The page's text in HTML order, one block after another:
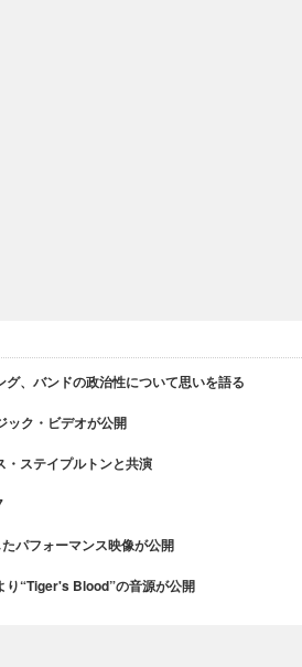
、バンドの政治性について思いを語る
ック・ビデオが公開
・ステイプルトンと共演
パフォーマンス映像が公開
り“Tiger's Blood”の音源が公開